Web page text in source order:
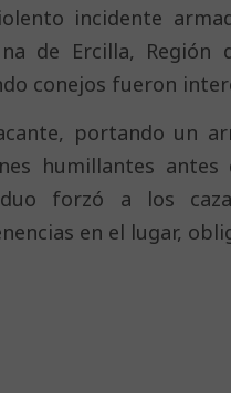
incidente
de Ercilla, Región
conejos fueron
portando un
humillantes
forzó a los
en el lugar,